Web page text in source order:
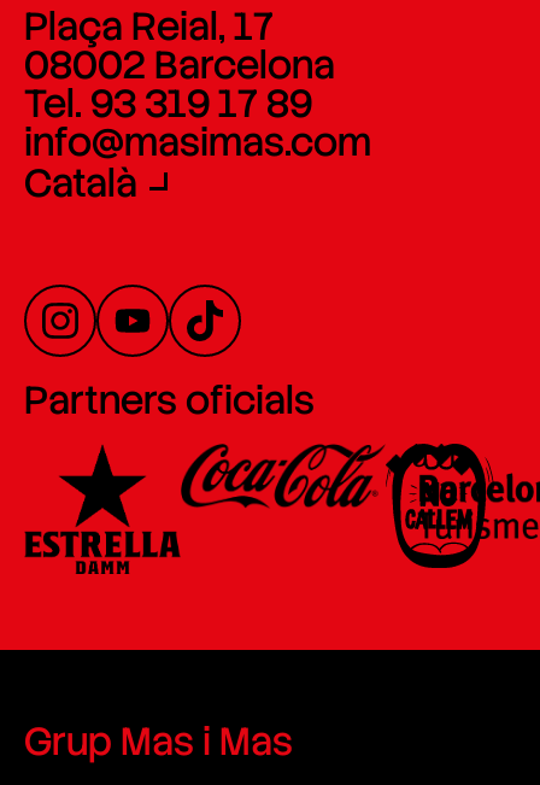
Plaça Reial, 17
08002 Barcelona
Tel. 93 319 17 89
info@masimas.com
Català
Partners oficials
Grup Mas i Mas